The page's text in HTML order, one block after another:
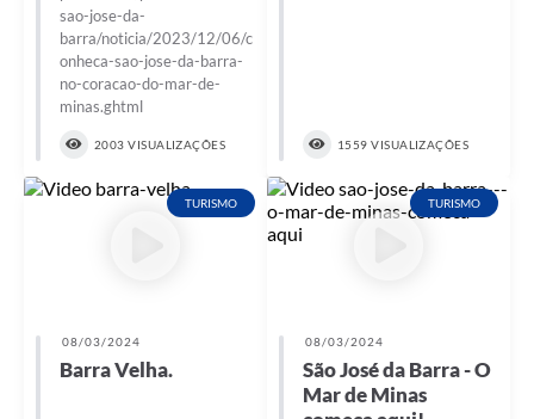
sao-jose-da-
barra/noticia/2023/12/06/c
onheca-sao-jose-da-barra-
no-coracao-do-mar-de-
minas.ghtml
2003 VISUALIZAÇÕES 1559 VISUALIZAÇÕES
TURISMO
08/03/2024
Barra Velha.
TURISMO
08/03/2024
São José da Barra - O
Mar de Minas